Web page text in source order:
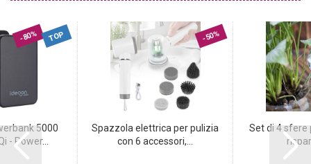
-80% TOP
5000
- Power...
-50%
Spazzola elettrica per pulizia
con 6 accessori,...
Set di 4 sfere